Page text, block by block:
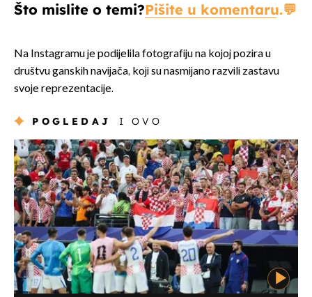
Što mislite o temi?Pišite u komentaru.
Na Instagramu je podijelila fotografiju na kojoj pozira u
društvu ganskih navijača, koji su nasmijano razvili zastavu
svoje reprezentacije.
POGLEDAJ I OVO